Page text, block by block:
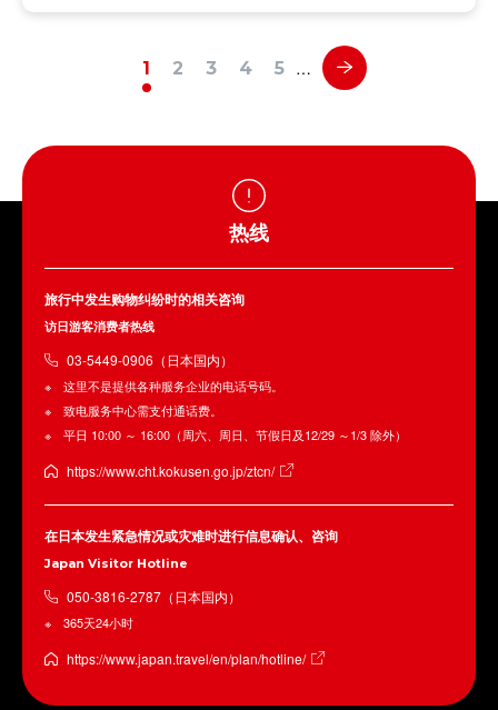
1 2 3 4 5 …
热线
旅行中发生购物纠纷时的相关咨询
访日游客消费者热线
03-5449-0906（日本国内）
这里不是提供各种服务企业的电话号码。
致电服务中心需支付通话费。
平日 10:00 ～ 16:00（周六、周日、节假日及12/29 ～1/3 除外）
https://www.cht.kokusen.go.jp/ztcn/
在日本发生紧急情况或灾难时进行信息确认、咨询
Japan Visitor Hotline
050-3816-2787（日本国内）
365天24小时
https://www.japan.travel/en/plan/hotline/